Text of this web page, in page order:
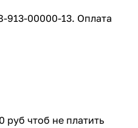
913-00000-13. Оплата
руб чтоб не платить